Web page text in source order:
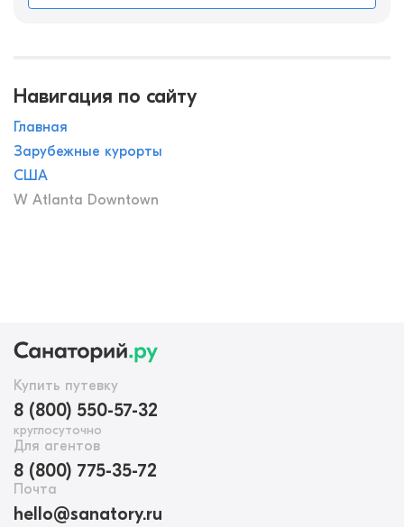
Навигация по сайту
Главная
Зарубежные курорты
США
W Atlanta Downtown
Купить путевку
8 (800) 550-57-32
круглосуточно
Для агентов
8 (800) 775-35-72
Почта
hello@sanatory.ru